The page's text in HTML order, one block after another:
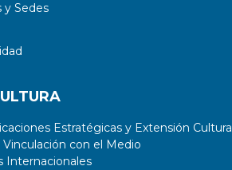
Sedes
Estratégicas y Extensión Cultural
con el Medio
Internacionales